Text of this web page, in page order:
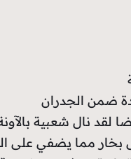
ضمن الجدران
لقد نال شعبية
مما يضفي على